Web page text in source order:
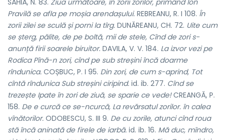
SAHIA, N. 83. Ziua următoare, în zorii zorilor, primând Ion
Pravilă se afla pe moșia arendașului. REBREANU, R. I 108. În
zorii zilei se sculă și porni la tîrg. DUNĂREANU, CH. 72. Uite cum
se șterg, pălite, de pe boltă, mii de stele, Cînd de zori s-
anunță firii soarele biruitor. DAVILA, V. V. 184. La izvor vezi pe
Rodica Pînă-n zori, cînd pe sub streșini încă doarme
rîndunica. COȘBUC, P. I 95. Din zori, de cum s-aprind, Tot
cîntă rîndunica Sub streșini ciripind. id. ib. 277. Cînd se
trezește Ipate în zori de ziuă, se sparie ce vede!CREANGĂ, P.
158. De e curcă ce se-ncurcă, La revărsatul zorilor. în calea
vînătorilor. ODOBESCU, S. III 9. De cu zorile, atunci cînd roua
stă încă aninată de firele de iarbă. id. ib. 16. Mă duc, mîndro,